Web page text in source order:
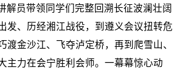
解员带领同学们完整回溯长征波澜壮阔
发、历经湘江战役，到遵义会议扭转危
渡金沙江、飞夺泸定桥，再到爬雪山、
主力在会宁胜利会师。一幕幕惊心动